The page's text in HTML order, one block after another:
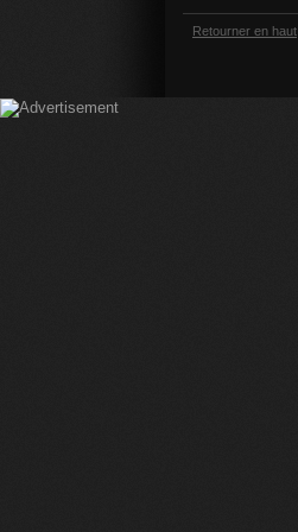
Retourner en haut